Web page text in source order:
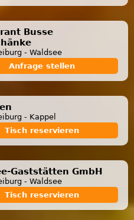
Busse
- Waldsee
Anfrage stellen
- Kappel
Tisch reservieren
Gaststätten GmbH
- Waldsee
Tisch reservieren